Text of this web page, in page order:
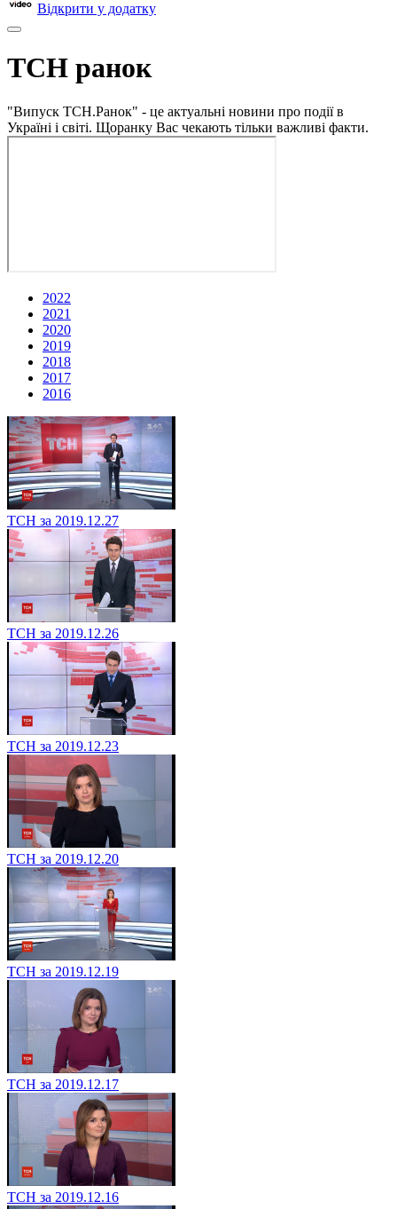
Відкрити у додатку
ТСН ранок
"Випуск ТСН.Ранок" - це актуальні новини про події в
Україні і світі. Щоранку Вас чекають тільки важливі факти.
2022
2021
2020
2019
2018
2017
2016
ТСН за 2019.12.27
ТСН за 2019.12.26
ТСН за 2019.12.23
ТСН за 2019.12.20
ТСН за 2019.12.19
ТСН за 2019.12.17
ТСН за 2019.12.16